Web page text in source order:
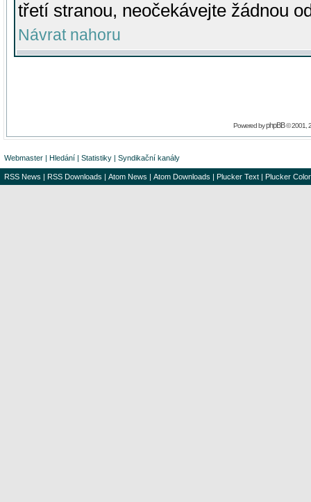
třetí stranou, neočekávejte žádnou
Návrat nahoru
Powered byphpBB© 2001,
Webmaster | Hledání | Statistiky | Syndikační kanály
RSS News | RSS Downloads | Atom News | Atom Downloads | Plucker Text | Plucker Color